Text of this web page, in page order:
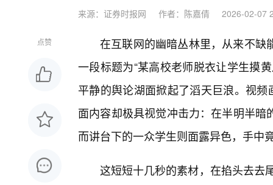
来源：证券时报网 作者：陈嘉倩 2026-02-07
点赞
在互联网的幽暗丛林里，从来不缺
一段标题为“某高校老师脱衣让学生摸
平静的舆论湖面掀起了滔天巨浪。视
面内容却极具视觉冲击力：在半明半
而讲台下的一众学生则面露异色，手中
这短短十几秒的素材，在掐头去去